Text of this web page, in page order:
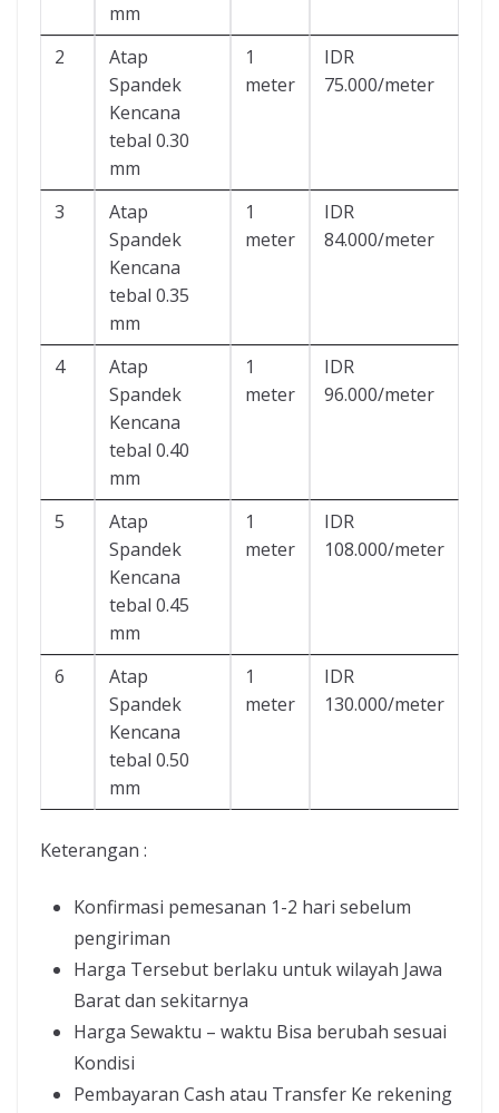
mm
2
Atap
Spandek
Kencana
tebal 0.30
mm
1
meter
IDR
75.000/meter
3
Atap
Spandek
Kencana
tebal 0.35
mm
1
meter
IDR
84.000/meter
4
Atap
Spandek
Kencana
tebal 0.40
mm
1
meter
IDR
96.000/meter
5
Atap
Spandek
Kencana
tebal 0.45
mm
1
meter
IDR
108.000/meter
6
Atap
Spandek
Kencana
tebal 0.50
mm
1
meter
IDR
130.000/meter
Keterangan :
Konfirmasi pemesanan 1-2 hari sebelum
pengiriman
Harga Tersebut berlaku untuk wilayah Jawa
Barat dan sekitarnya
Harga Sewaktu – waktu Bisa berubah sesuai
Kondisi
Pembayaran Cash atau Transfer Ke rekening